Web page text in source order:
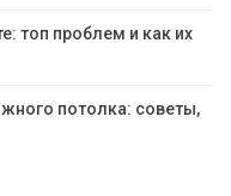
топ проблем и как их
потолка: советы,